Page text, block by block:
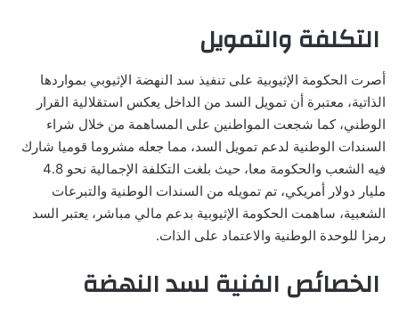
التكلفة والتمويل
أصرت الحكومة الإثيوبية على تنفيذ سد النهضة الإثيوبي بمواردها
الذاتية، معتبرة أن تمويل السد من الداخل يعكس استقلالية القرار
الوطني، كما شجعت المواطنين على المساهمة من خلال شراء
السندات الوطنية لدعم تمويل السد، مما جعله مشروما قوميا شارك
فيه الشعب والحكومة معا، حيث بلغت التكلفة الإجمالية نحو 4.8
مليار دولار أمريكي، تم تمويله من السندات الوطنية والتبرعات
الشعبية، ساهمت الحكومة الإثيوبية بدعم مالي مباشر، يعتبر السد
رمزا للوحدة الوطنية والاعتماد على الذات.
الخصائص الفنية لسد النهضة